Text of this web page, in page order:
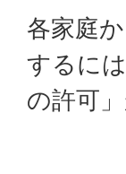
各家庭
するに
の許可